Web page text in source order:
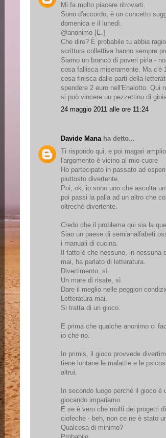
Mi fa molto piacere ritrovarti.
Sono d'accordo, è un concetto
domenica e il lunedì.
@anonimo [E.]
Che dire? È probabile tu abbia
scrittura collettiva hanno sempre
Siamo un branco di poveri pirla -
cosa fallisca miseramente. Ma c'è
cosa finisca dalle parti della
spendere 2 euro nell'Enalotto. Qui
si può vincere un pezzettino di
24 maggio 2011 alle ore 11:24
Davide Manaha detto...
Ti rispondo qui, e poi magari
l'argomento è vicino al mio cuore
Ho partecipato in passato ad
piuttosto divertente.
Poi, ok, io sono uno che ascolta
poi passi la palla ad un altro che
oltreché divertente.
Credo che il problema qui sia la
Siao un paese di semianalfabeti
i manuali di cucina.
Il fatto è che nessuno, in nessuna
mai, ha parlato di letteratura.
Divertimento, sì.
Un mare di risate, sì.
Dare il meglio nelle peggiori
Letteratura mai.
Si tratta di un gioco.
E prima che qualche anonimo ci
io che no.
In primis, il gioco provvede
tiene lontane le malattie e le
altrui.
In secondo luogo perché il gioco è
giocando impariamo.
E se è vero che molti dei progetti
ciofeche - beh, non ce ne è stato
Qualcosa di minimo?
Probabile.